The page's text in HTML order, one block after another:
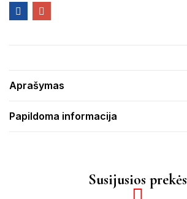
Aprašymas
Papildoma informacija
Susijusios prekės